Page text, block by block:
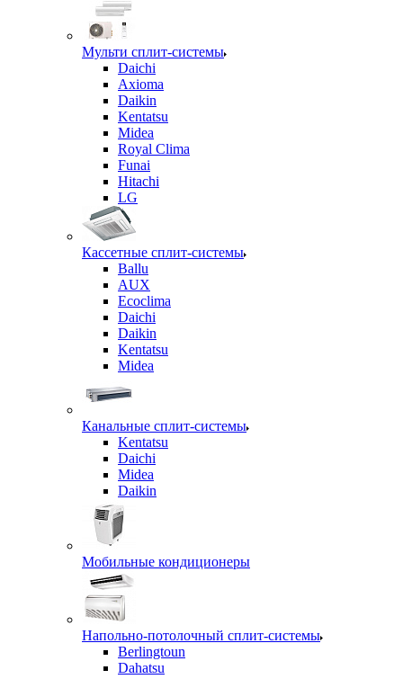
Мульти сплит-системы
Daichi
Axioma
Daikin
Kentatsu
Midea
Royal Clima
Funai
Hitachi
LG
Кассетные сплит-системы
Ballu
AUX
Ecoclima
Daichi
Daikin
Kentatsu
Midea
Канальные сплит-системы
Kentatsu
Daichi
Midea
Daikin
Мобильные кондиционеры
Напольно-потолочный сплит-системы
Berlingtoun
Dahatsu